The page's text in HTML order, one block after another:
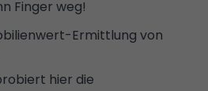
Finger weg!
Ermittlung von
hier die